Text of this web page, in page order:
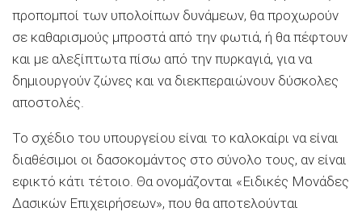
προπομποί των υπολοίπων δυνάμεων, θα προχωρούν
σε καθαρισμούς μπροστά από την φωτιά, ή θα πέφτουν
και με αλεξίπτωτα πίσω από την πυρκαγιά, για να
δημιουργούν ζώνες και να διεκπεραιώνουν δύσκολες
αποστολές.
Το σχέδιο του υπουργείου είναι το καλοκαίρι να είναι
διαθέσιμοι οι δασοκομάντος στο σύνολο τους, αν είναι
εφικτό κάτι τέτοιο. Θα ονομάζονται «Ειδικές Μονάδες
Δασικών Επιχειρήσεων», που θα αποτελούνται